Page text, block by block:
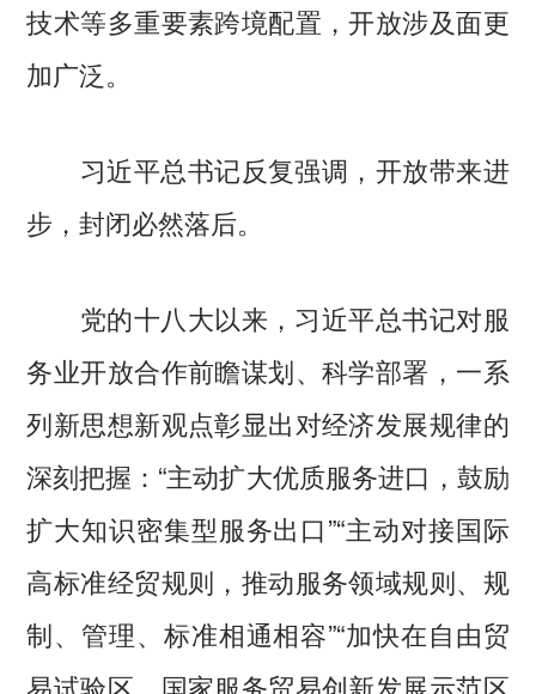
技术等多重要素跨境配置，开放涉及面更
加广泛。
习近平总书记反复强调，开放带来进
步，封闭必然落后。
党的十八大以来，习近平总书记对服
务业开放合作前瞻谋划、科学部署，一系
列新思想新观点彰显出对经济发展规律的
深刻把握：“主动扩大优质服务进口，鼓励
扩大知识密集型服务出口”“主动对接国际
高标准经贸规则，推动服务领域规则、规
制、管理、标准相通相容”“加快在自由贸
易试验区、国家服务贸易创新发展示范区